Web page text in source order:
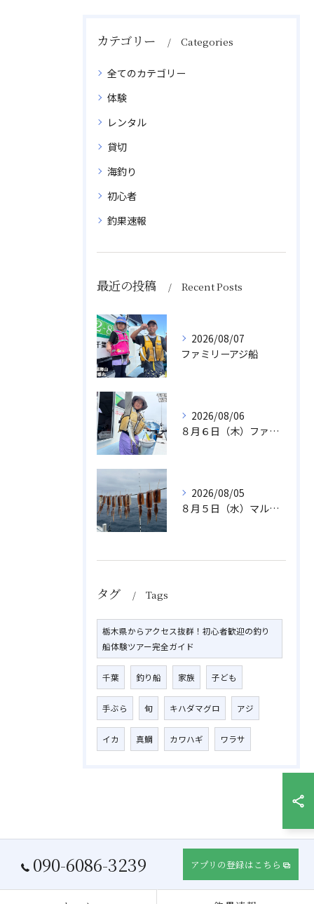
カテゴリー Categories
全てのカテゴリー
体験
レンタル
貸切
海釣り
初心者
釣果速報
最近の投稿 Recent Posts
2026/08/07
ファミリーアジ船
2026/08/06
８月６日（木）ファミリフィッシング
2026/08/05
８月５日（水）マルイカ
タグ Tags
栃木県からアクセス抜群！初心者歓迎の釣り
船体験ツアー完全ガイド
千葉 釣り船 家族 子ども
手ぶら 旬 キハダマグロ アジ
イカ 真鯛 カワハギ ワラサ
090-6086-3239 アプリの登録はこちら